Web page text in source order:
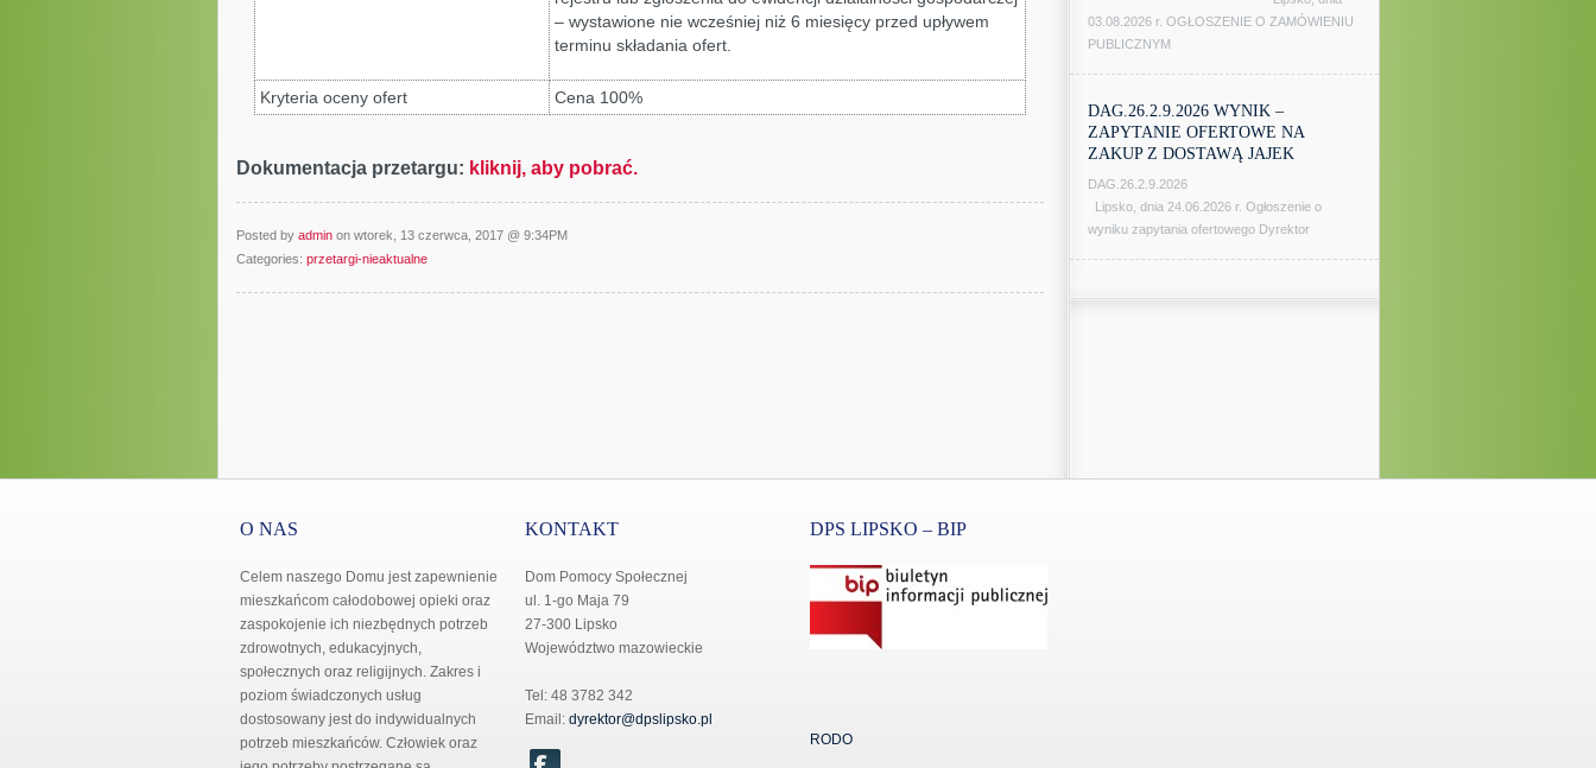
03.08.2026 r. OGŁOSZENIE O ZAMÓWIENIU
PUBLICZNYM
DAG.26.2.9.2026 WYNIK –
ZAPYTANIE OFERTOWE NA
ZAKUP Z DOSTAWĄ JAJEK
DAG.26.2.9.2026
Lipsko, dnia 24.06.2026 r. Ogłoszenie o
wyniku zapytania ofertowego Dyrektor
– wystawione nie wcześniej niż 6 miesięcy przed upływem
terminu składania ofert.
Kryteria oceny ofert Cena 100%
Dokumentacja przetargu: kliknij, aby pobrać.
Posted by adminon wtorek, 13 czerwca, 2017 @ 9:34PM
Categories: przetargi-nieaktualne
O NAS
Celem naszego Domu jest zapewnienie
mieszkańcom całodobowej opieki oraz
zaspokojenie ich niezbędnych potrzeb
zdrowotnych, edukacyjnych,
społecznych oraz religijnych. Zakres i
poziom świadczonych usług
dostosowany jest do indywidualnych
potrzeb mieszkańców. Człowiek oraz
KONTAKT
Dom Pomocy Społecznej
ul. 1-go Maja 79
27-300 Lipsko
Województwo mazowieckie
Tel: 48 3782 342
Email: dyrektor@dpslipsko.pl
DPS LIPSKO – BIP
RODO